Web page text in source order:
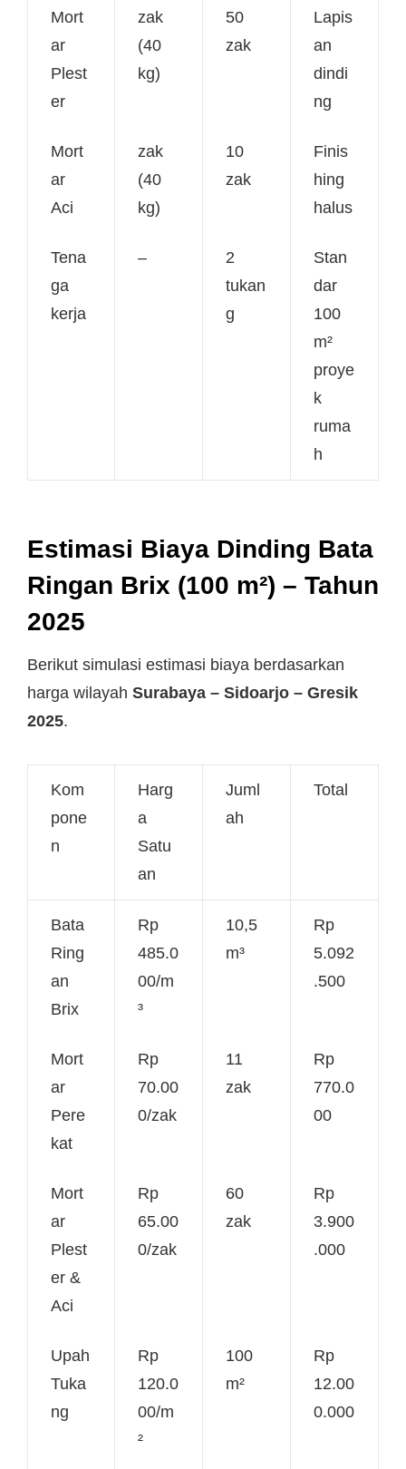
Mort
ar
Plest
er
zak
(40
kg)
50
zak
Lapis
an
dindi
ng
Mort
ar
Aci
zak
(40
kg)
10
zak
Finis
hing
halus
Tena
ga
kerja
–
2
tukan
g
Stan
dar
100
m²
proye
k
ruma
h
Estimasi Biaya Dinding Bata
Ringan Brix (100 m²) – Tahun
2025
Berikut simulasi estimasi biaya berdasarkan
harga wilayah Surabaya – Sidoarjo – Gresik
2025.
Kom
pone
n
Harg
a
Satu
an
Juml
ah
Total
Bata
Ring
an
Brix
Rp
485.0
00/m
³
10,5
m³
Rp
5.092
.500
Mort
ar
Pere
kat
Rp
70.00
0/zak
11
zak
Rp
770.0
00
Mort
ar
Plest
er &
Aci
Rp
65.00
0/zak
60
zak
Rp
3.900
.000
Upah
Tuka
ng
Rp
120.0
00/m
²
100
m²
Rp
12.00
0.000